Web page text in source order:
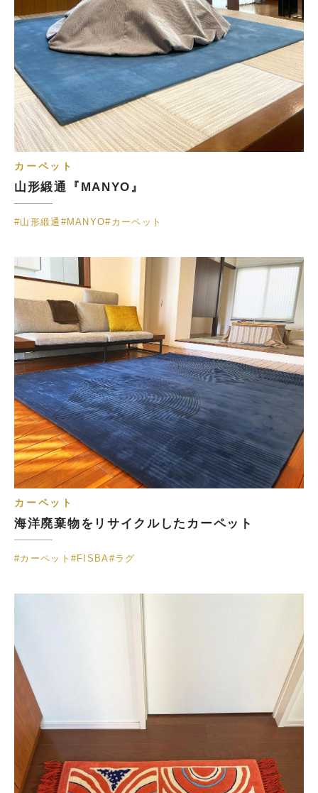
カーペット
山形緞通『MANYO』
#山形緞通 #MANYO#カーペット
カーペット
海洋廃棄物をリサイクルしたカーペット
#カーペット #FISBA #ラグ